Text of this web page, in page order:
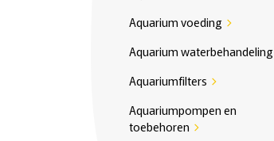
Aquarium voeding chevron_right
Aquarium waterbehandeling
Aquariumfilters chevron_right
Aquariumpompen en
toebehoren chevron_right